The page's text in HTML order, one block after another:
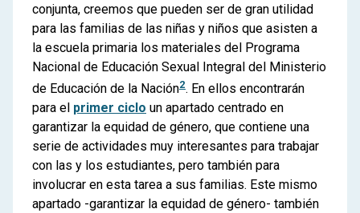
conjunta, creemos que pueden ser de gran utilidad
para las familias de las niñas y niños que asisten a
la escuela primaria los materiales del Programa
Nacional de Educación Sexual Integral del Ministerio
de Educación de la Nación2. En ellos encontrarán
para el primer ciclo un apartado centrado en
garantizar la equidad de género, que contiene una
serie de actividades muy interesantes para trabajar
con las y los estudiantes, pero también para
involucrar en esta tarea a sus familias. Este mismo
apartado -garantizar la equidad de género- también